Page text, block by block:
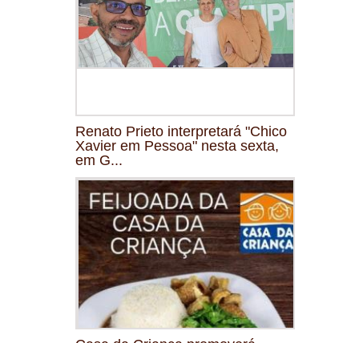
Renato Prieto interpretará "Chico
Xavier em Pessoa" nesta sexta,
em G...